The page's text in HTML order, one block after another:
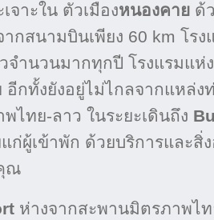
จาะใน ตัวเมืองหนองคาย ด้
ากสนามบินเพียง 60 km โร
จำนวนมากทุกปี โรงแรมแ
กทั้งยังอยู่ไม่ไกลจากแหล่ง
ไทย-ลาว ในระยะเดินถึง
ก่ผู้เข้าพัก ด้วยบริการและสิ่
ณ
ห่างจากสะพานมิตรภาพไ